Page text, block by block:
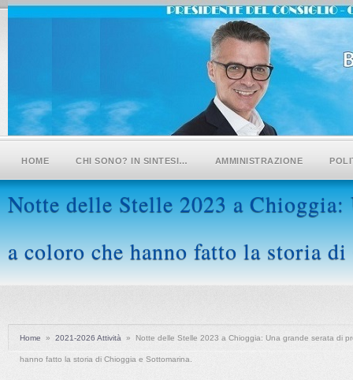
HOME CHI SONO? IN SINTESI… AMMINISTRAZIONE
Notte delle Stelle 2023 a
a coloro che hanno fatto la storia
Home » 2021-2026 Attività » Notte delle Stelle 2023 a Chioggia: Una grande serata di
hanno fatto la storia di Chioggia e Sottomarina.